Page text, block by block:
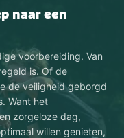
naar een
voorbereiding. Van
is. Of de
de veiligheid geborgd
Want het
zorgeloze dag,
willen genieten,